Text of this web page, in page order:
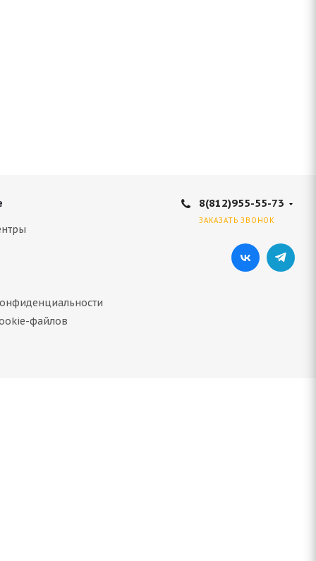
файлов
8(812)955-55-73
ЗАКАЗАТЬ ЗВОНОК